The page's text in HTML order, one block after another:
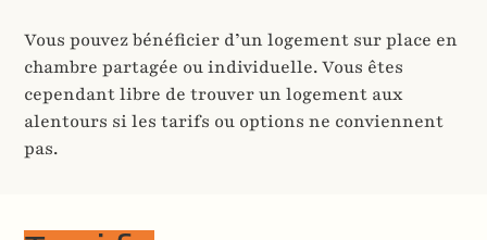
Vous pouvez bénéficier d’un logement sur place en
chambre partagée ou individuelle. Vous êtes
cependant libre de trouver un logement aux
alentours si les tarifs ou options ne conviennent
pas.